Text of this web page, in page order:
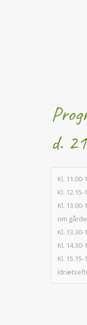
d.
Kl.
Kl.
Kl.
om
Kl.
Kl.
Kl.